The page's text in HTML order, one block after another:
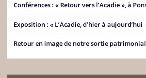
Conférences : « Retour vers l’Acadie », à
Exposition : « L’Acadie, d’hier à aujourd’hui
Retour en image de notre sortie